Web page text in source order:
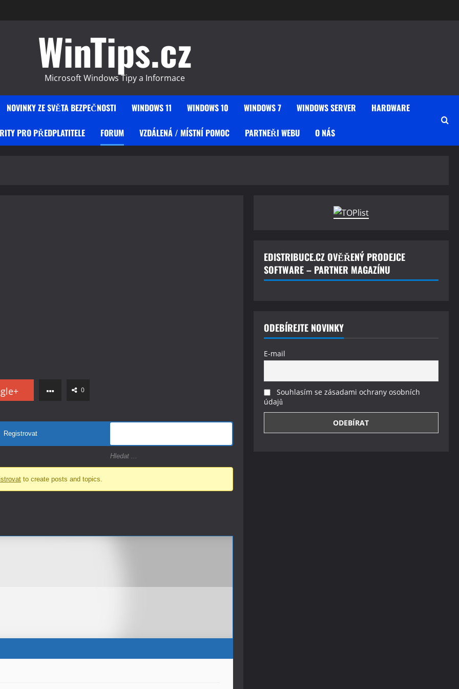
WinTips.cz
Microsoft Windows Tipy a Informace
NOVINKY ZE SVĚTA BEZPEČNOSTI WINDOWS 11 WINDOWS 10 WINDOWS 7 WINDOWS SERVER HARDWARE
PRO PŘEDPLATITELE FORUM VZDÁLENÁ / MÍSTNÍ POMOC PARTNEŘI WEBU O NÁS
0
Registrovat
to create posts and topics.
EDISTRIBUCE.CZ OVĚŘENÝ PRODEJCE
SOFTWARE – PARTNER MAGAZÍNU
ODEBÍREJTE NOVINKY
E-mail
Souhlasím se zásadami ochrany osobních
údajů